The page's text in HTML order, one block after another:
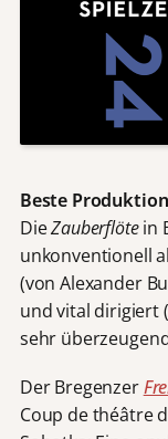
Beste
DieZauberflötein
unkonventionell
(von Alexander
und vital dirigiert
sehr
Der Bregenzer
Coup de théâtre